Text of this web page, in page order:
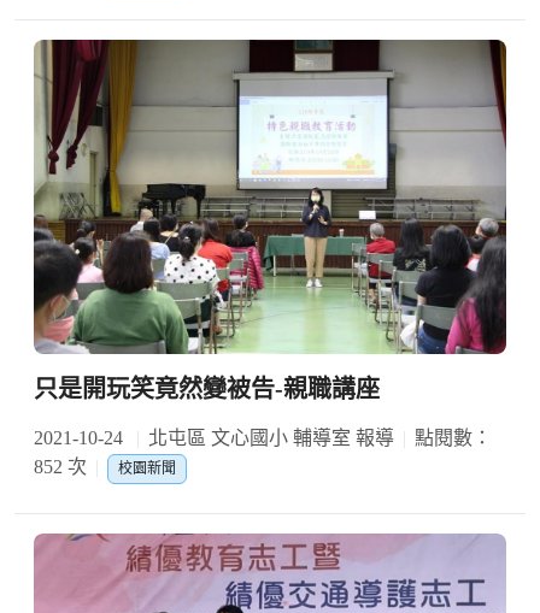
只是開玩笑竟然變被告-親職講座
2021-10-24 北屯區 文心國小 輔導室 報導
點閱數：
852 次
校園新聞